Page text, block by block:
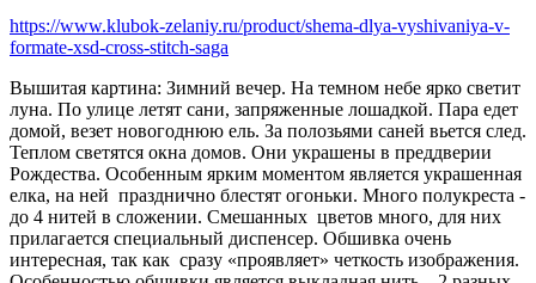
https://www.klubok-zelaniy.ru/product/shema-dlya-vyshivaniya-v-
formate-xsd-cross-stitch-saga
Вышитая картина: Зимний вечер. На темном небе ярко светит
луна. По улице летят сани, запряженные лошадкой. Пара едет
домой, везет новогоднюю ель. За полозьями саней вьется след.
Теплом светятся окна домов. Они украшены в преддверии
Рождества. Особенным ярким моментом является украшенная
елка, на ней празднично блестят огоньки. Много полукреста -
до 4 нитей в сложении. Смешанных цветов много, для них
прилагается специальный диспенсер. Обшивка очень
интересная, так как сразу «проявляет» четкость изображения.